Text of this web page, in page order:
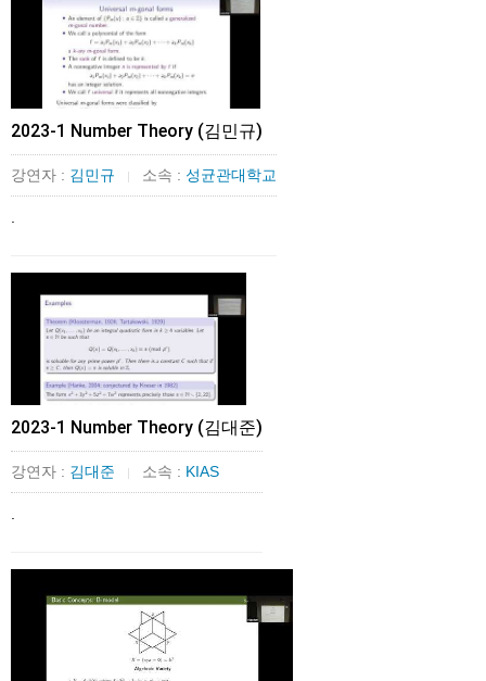
2023-1 Number Theory (김민규)
강연자 : 김민규 소속 : 성균관대학교
.
2023-1 Number Theory (김대준)
강연자 : 김대준 소속 : KIAS
.